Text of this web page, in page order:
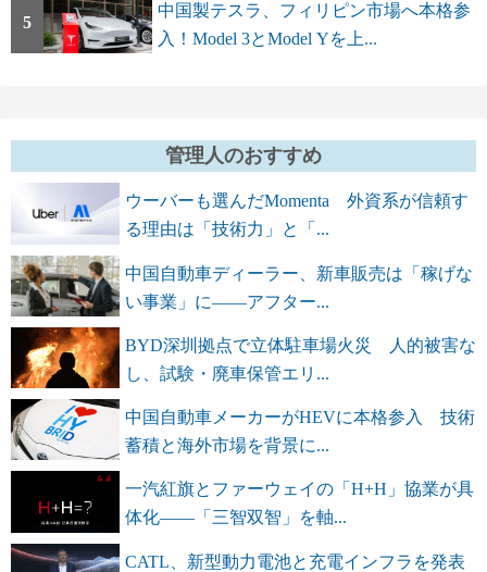
5
中国製テスラ、フィリピン市場へ本格参
入！Model 3とModel Yを上...
管理人のおすすめ
ウーバーも選んだMomenta 外資系が信頼す
る理由は「技術力」と「...
中国自動車ディーラー、新車販売は「稼げな
い事業」に――アフター...
BYD深圳拠点で立体駐車場火災 人的被害な
し、試験・廃車保管エリ...
中国自動車メーカーがHEVに本格参入 技術
蓄積と海外市場を背景に...
一汽紅旗とファーウェイの「H+H」協業が具
体化――「三智双智」を軸...
CATL、新型動力電池と充電インフラを発表